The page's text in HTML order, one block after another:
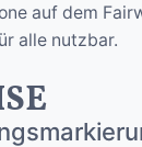
auf dem
alle nutzbar.